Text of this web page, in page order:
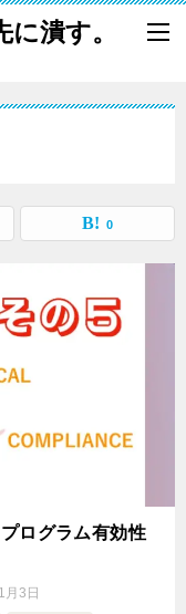
潰す。
0
ログラム有効性
月3日